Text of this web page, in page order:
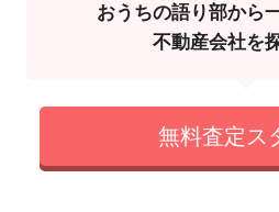
おうちの語り部から
不動産会社を
無料査定ス